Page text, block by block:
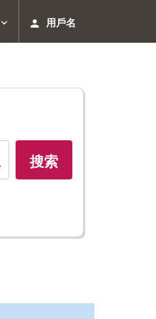
用戶名
搜索